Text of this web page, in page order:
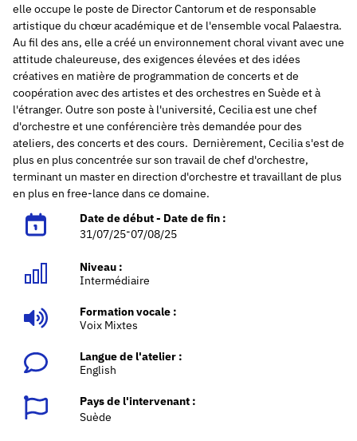
elle occupe le poste de Director Cantorum et de responsable
artistique du chœur académique et de l'ensemble vocal Palaestra.
Au fil des ans, elle a créé un environnement choral vivant avec une
attitude chaleureuse, des exigences élevées et des idées
créatives en matière de programmation de concerts et de
coopération avec des artistes et des orchestres en Suède et à
l'étranger. Outre son poste à l'université, Cecilia est une chef
d'orchestre et une conférencière très demandée pour des
ateliers, des concerts et des cours. Dernièrement, Cecilia s'est de
plus en plus concentrée sur son travail de chef d'orchestre,
terminant un master en direction d'orchestre et travaillant de plus
en plus en free-lance dans ce domaine.
Date de début - Date de fin :
31/07/25-07/08/25
Niveau :
Intermédiaire
Formation vocale :
Voix Mixtes
Langue de l'atelier :
English
Pays de l'intervenant :
Suède